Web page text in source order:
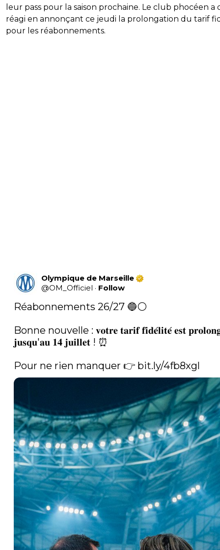
leur pass pour la saison prochaine. Le club phocéen a
réagi en annonçant ce jeudi la prolongation du tarif
pour les réabonnements.
Olympique de Marseille
@OM_Officiel · Follow
Réabonnements 26/27 🔵⚪
Bonne nouvelle : 𝐯𝐨𝐭𝐫𝐞 𝐭𝐚𝐫𝐢𝐟 𝐟𝐢𝐝𝐞́𝐥𝐢𝐭𝐞́ 𝐞𝐬𝐭
𝐣𝐮𝐬𝐪𝐮'𝐚𝐮 𝟏𝟒 𝐣𝐮𝐢𝐥𝐥𝐞𝐭 ! ⏰
Pour ne rien manquer 👉 bit.ly/4fb8xgl